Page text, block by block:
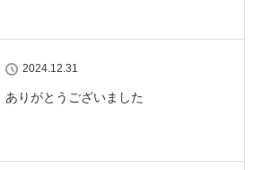
2024.12.31
ありがとうございました